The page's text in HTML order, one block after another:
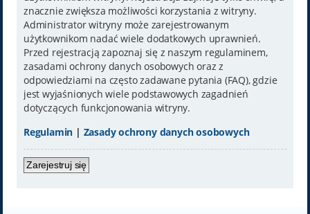
znacznie zwiększa możliwości korzystania z witryny.
Administrator witryny może zarejestrowanym
użytkownikom nadać wiele dodatkowych uprawnień.
Przed rejestracją zapoznaj się z naszym regulaminem,
zasadami ochrony danych osobowych oraz z
odpowiedziami na często zadawane pytania (FAQ), gdzie
jest wyjaśnionych wiele podstawowych zagadnień
dotyczących funkcjonowania witryny.
Regulamin | Zasady ochrony danych osobowych
Zarejestruj się